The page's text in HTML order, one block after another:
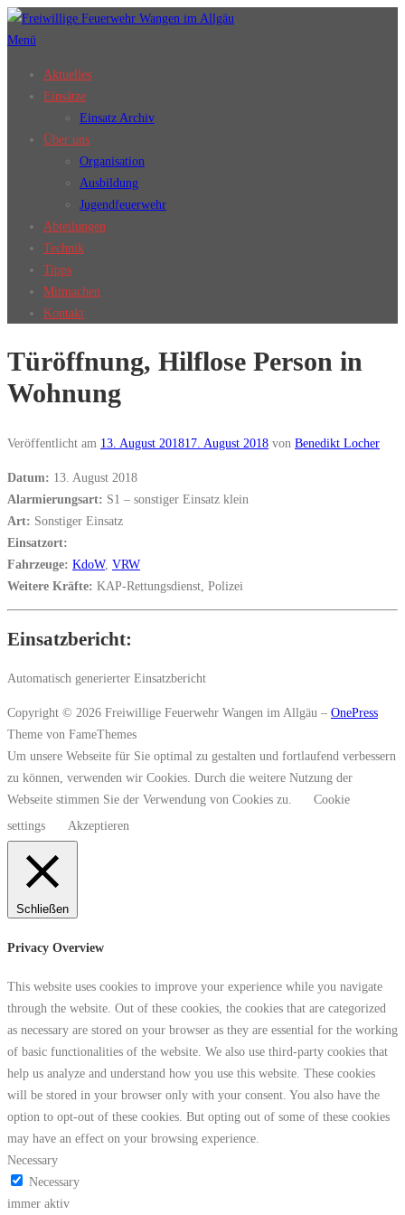
Zum
Inhalt
Menü
Aktuelles
Einsätze
Einsatz Archiv
Über uns
Organisation
Ausbildung
Jugendfeuerwehr
Abteilungen
Technik
Tipps
Mitmachen
Kontakt
Türöffnung, Hilflose Person in
Wohnung
Veröffentlicht am 13. August 201817. August 2018 von Benedikt Locher
Datum: 13. August 2018
Alarmierungsart: S1 – sonstiger Einsatz klein
Art: Sonstiger Einsatz
Einsatzort:
Fahrzeuge: KdoW, VRW
Weitere Kräfte: KAP-Rettungsdienst, Polizei
Einsatzbericht:
Automatisch generierter Einsatzbericht
Copyright © 2026 Freiwillige Feuerwehr Wangen im Allgäu – OnePress
Theme von FameThemes
Um unsere Webseite für Sie optimal zu gestalten und fortlaufend verbessern
zu können, verwenden wir Cookies. Durch die weitere Nutzung der
Webseite stimmen Sie der Verwendung von Cookies zu.
Cookie
settings
Akzeptieren
Schließen
Privacy Overview
This website uses cookies to improve your experience while you navigate
through the website. Out of these cookies, the cookies that are categorized
as necessary are stored on your browser as they are essential for the working
of basic functionalities of the website. We also use third-party cookies that
help us analyze and understand how you use this website. These cookies
will be stored in your browser only with your consent. You also have the
option to opt-out of these cookies. But opting out of some of these cookies
may have an effect on your browsing experience.
Necessary
Necessary
immer aktiv